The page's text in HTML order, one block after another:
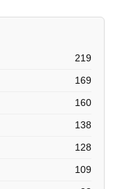
219
169
160
138
128
109